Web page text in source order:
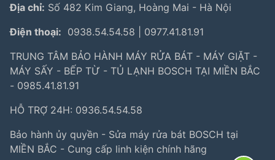
Địa chỉ: Số 482 Kim Giang, Hoàng Mai - Hà Nội
Điện thoại: 0938.54.54.58
0977.41.81.91
TRUNG TÂM BẢO HÀNH MÁY RỬA BÁT - MÁY GIẶT -
MÁY SẤY - BẾP TỪ - TỦ LẠNH BOSCH TẠI MIỀN BẮC
- 0985.41.81.91
HỖ TRỢ 24H: 0936.54.54.58
Bảo hành ủy quyền - Sửa máy rửa bát BOSCH tại
MIỀN BẮC - Cung cấp linh kiện chính hãng